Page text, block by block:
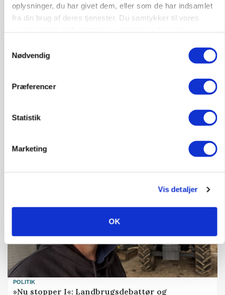
oplysninger, du har givet dem, eller som de har indsamlet
fra din brug af deres tjenester. Du samtykker til vores
Nødvendig
Præferencer
Statistik
Marketing
Vis detaljer
OK
POLITIK
»Nu stopper I«: Landbrugsdebattør og